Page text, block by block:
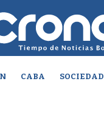
CABA SOCIEDAD